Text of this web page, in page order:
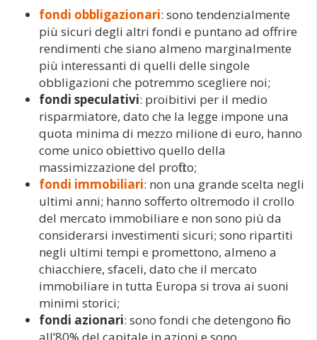
fondi obbligazionari: sono tendenzialmente
più sicuri degli altri fondi e puntano ad offrire
rendimenti che siano almeno marginalmente
più interessanti di quelli delle singole
obbligazioni che potremmo scegliere noi;
fondi speculativi: proibitivi per il medio
risparmiatore, dato che la legge impone una
quota minima di mezzo milione di euro, hanno
come unico obiettivo quello della
massimizzazione del profitto;
fondi immobiliari: non una grande scelta negli
ultimi anni; hanno sofferto oltremodo il crollo
del mercato immobiliare e non sono più da
considerarsi investimenti sicuri; sono ripartiti
negli ultimi tempi e promettono, almeno a
chiacchiere, sfaceli, dato che il mercato
immobiliare in tutta Europa si trova ai suoni
minimi storici;
fondi azionari: sono fondi che detengono fino